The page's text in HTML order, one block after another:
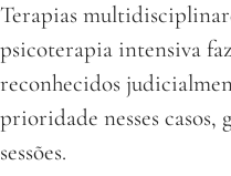
Terapias
psicoterapia intensiva
reconhecidos
prioridade nesses casos,
sessões.